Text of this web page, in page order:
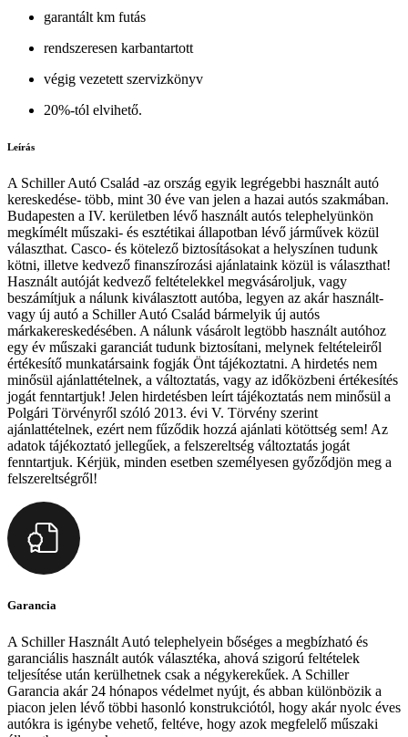
garantált km futás
rendszeresen karbantartott
végig vezetett szervizkönyv
20%-tól elvihető.
Leírás
A Schiller Autó Család -az ország egyik legrégebbi használt autó
kereskedése- több, mint 30 éve van jelen a hazai autós szakmában.
Budapesten a IV. kerületben lévő használt autós telephelyünkön
megkímélt műszaki- és esztétikai állapotban lévő járművek közül
választhat. Casco- és kötelező biztosításokat a helyszínen tudunk
kötni, illetve kedvező finanszírozási ajánlataink közül is választhat!
Használt autóját kedvező feltételekkel megvásároljuk, vagy
beszámítjuk a nálunk kiválasztott autóba, legyen az akár használt-
vagy új autó a Schiller Autó Család bármelyik új autós
márkakereskedésében. A nálunk vásárolt legtöbb használt autóhoz
egy év műszaki garanciát tudunk biztosítani, melynek feltételeiről
értékesítő munkatársaink fogják Önt tájékoztatni. A hirdetés nem
minősül ajánlattételnek, a változtatás, vagy az időközbeni értékesítés
jogát fenntartjuk! Jelen hirdetésben leírt tájékoztatás nem minősül a
Polgári Törvényről szóló 2013. évi V. Törvény szerint
ajánlattételnek, ezért nem fűződik hozzá ajánlati kötöttség sem! Az
adatok tájékoztató jellegűek, a felszereltség változtatás jogát
fenntartjuk. Kérjük, minden esetben személyesen győződjön meg a
felszereltségről!
Garancia
A Schiller Használt Autó telephelyein bőséges a megbízható és
garanciális használt autók választéka, ahová szigorú feltételek
teljesítése után kerülhetnek csak a négykerekűek. A Schiller
Garancia akár 24 hónapos védelmet nyújt, és abban különbözik a
piacon jelen lévő többi hasonló konstrukciótól, hogy akár nyolc éves
autókra is igénybe vehető, feltéve, hogy azok megfelelő műszaki